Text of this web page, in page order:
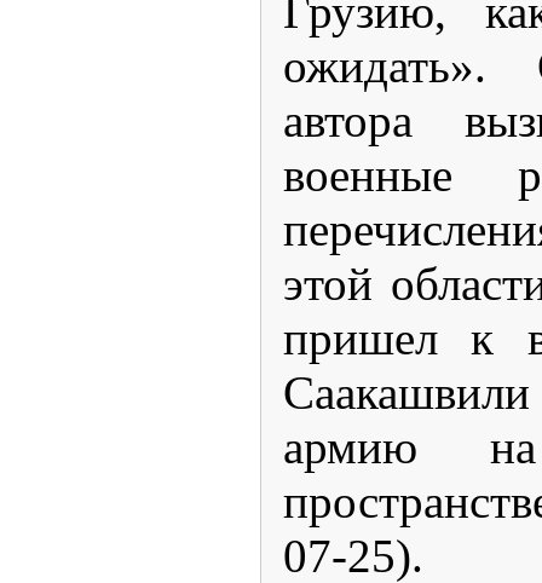
Грузию,
ожидать».
автора
военные
этой
пришел к
армию на
07-25).